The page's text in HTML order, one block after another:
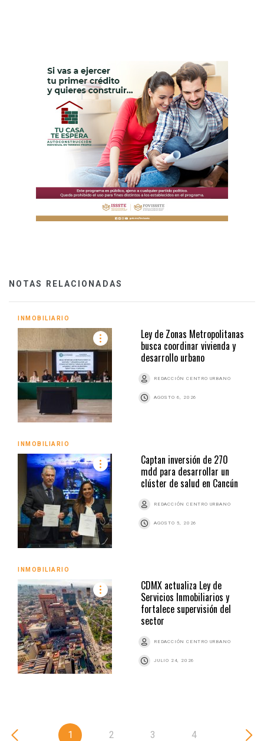
NOTAS RELACIONADAS
INMOBILIARIO
Ley de Zonas Metropolitanas
busca coordinar vivienda y
desarrollo urbano
REDACCIÓN CENTRO URBANO
AGOSTO 6, 2026
INMOBILIARIO
Captan inversión de 270
mdd para desarrollar un
clúster de salud en Cancún
REDACCIÓN CENTRO URBANO
AGOSTO 5, 2026
INMOBILIARIO
CDMX actualiza Ley de
Servicios Inmobiliarios y
fortalece supervisión del
sector
REDACCIÓN CENTRO URBANO
JULIO 24, 2026
1 2 3 4